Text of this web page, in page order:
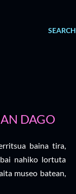
SEARCH
DAGO
baina tira,
nahiko lortuta
museo batean,